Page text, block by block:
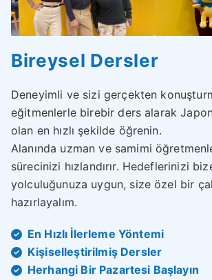
Bireysel Dersler
Deneyimli ve sizi gerçekten
eğitmenlerle birebir ders alarak
olan en hızlı şekilde öğrenin.
Alanında uzman ve samimi
sürecinizi hızlandırır. Hedeflerinizi
yolculuğunuza uygun, size özel bir
hazırlayalım.
En Hızlı İlerleme Yöntemi
Kişiselleştirilmiş Dersler
Herhangi Bir Pazartesi Başlayın